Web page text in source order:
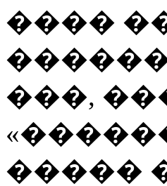
����
���,
�����